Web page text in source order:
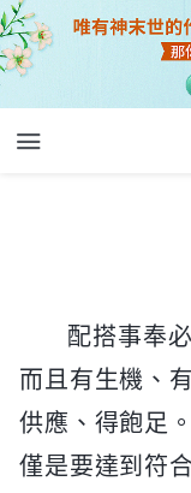
配搭事奉
而且有生機、
供應、得飽足
僅是要達到符